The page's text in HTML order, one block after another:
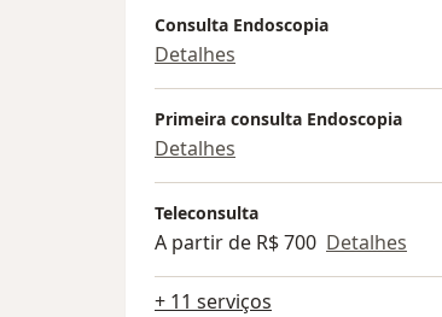
Consulta Endoscopia
Detalhes
Primeira consulta Endoscopia
Detalhes
Teleconsulta
A partir de R$ 700 Detalhes
+ 11 serviços